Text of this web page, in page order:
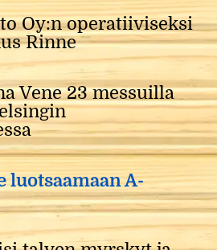
Oy:n operatiiviseksi
Rinne
Vene 23 messuilla
luotsaamaan A-